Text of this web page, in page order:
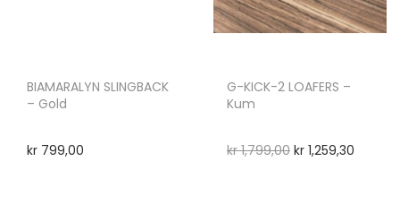
BIAMARALYN SLINGBACK
– Gold
kr 799,00
G-KICK-2 LOAFERS –
Kum
kr1,799,00 kr1,259,30